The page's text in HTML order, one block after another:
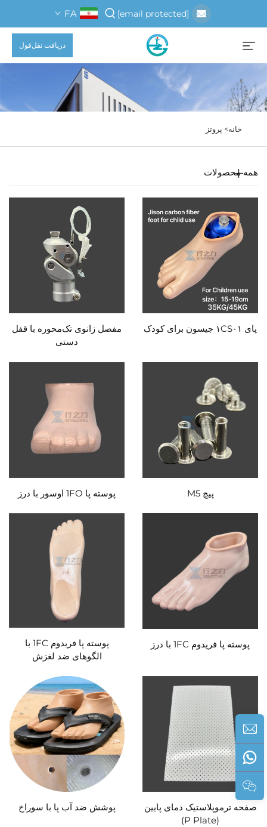
[email protected]
FA
دریافت نقل‌قول
خانه> پروتز
همه محصولات
پای ۱CS۰۱ جیسون برای کودک
مفصل زانوی تک‌محوره با قفل
دستی
پیچ M5 پوسته پا 1FO اوسور با درز
پوسته پا فریدوم 1FC با درز
پوسته پا فریدوم 1FC با
الگوهای ضد لغزش
صفحه ترموپلاستیک دمای پایین
(P Plate)
پوشش ضد آب پا با سوراخ